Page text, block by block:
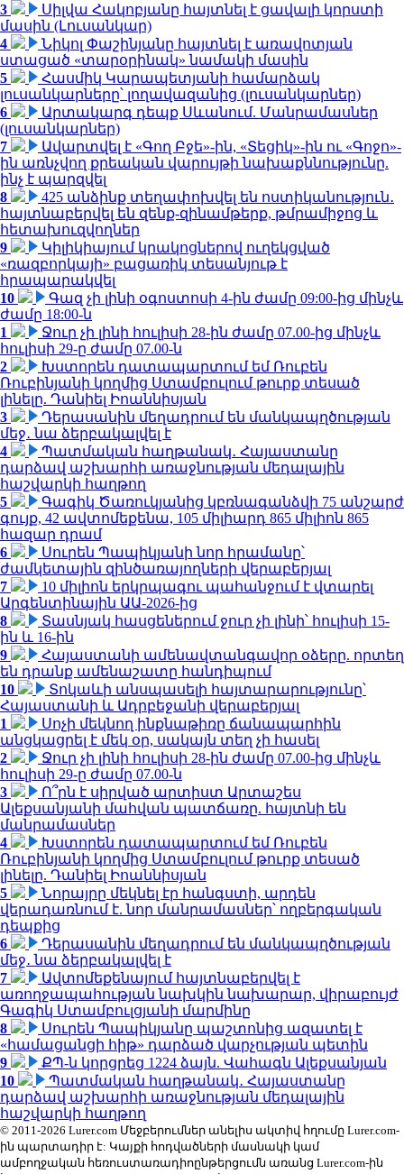
3
Սիլվա Հակոբյանը հայտնել է ցավալի կորստի
մասին (Լուսանկար)
4
Նիկոլ Փաշինյանը հայտնել է առավոտյան
ստացած «տարօրինակ» նամակի մասին
5
Հասմիկ Կարապետյանի համարձակ
լուսանկարները՝ լողավազանից (լուսանկարներ)
6
Արտակարգ դեպք Սևանում. Մանրամասներ
(լուսանկարներ)
7
Ավարտվել է «Գող Բջե»-ին, «Տեցիկ»-ին ու «Գոջո»-
ին առնչվող քրեական վարույթի նախաքննությունը.
ինչ է պարզվել
8
425 անձինք տեղափոխվել են ոստիկանություն․
հայտնաբերվել են զենք-զինամթերք, թմրամիջոց և
հետախուզվողներ
9
Կիլիկիայում կրակոցներով ուղեկցված
«ռազբորկայի» բացառիկ տեսանյութ է
հրապարակվել
10
Գազ չի լինի օգոստոսի 4-ին ժամը 09:00-ից մինչև
ժամը 18:00-ն
1
Ջուր չի լինի հուլիսի 28-ին ժամը 07.00-ից մինչև
հուլիսի 29-ը ժամը 07.00-ն
2
Խստորեն դատապարտում եմ Ռուբեն
Ռուբինյանի կողմից Ստամբուլում թուրք տեսած
լինելը. Դանիել Իոաննիսյան
3
Դերասանին մեղադրում են մանկապղծության
մեջ․ նա ձերբակալվել է
4
Պատմական հաղթանակ․ Հայաստանը
դարձավ աշխարհի առաջնության մեդալային
հաշվարկի հաղթող
5
Գագիկ Ծառուկյանից կբռնագանձվի 75 անշարժ
գույք, 42 ավտոմեքենա, 105 միլիարդ 865 միլիոն 865
հազար դրամ
6
Սուրեն Պապիկյանի նոր հրամանը՝
ժամկետային զինծառայողների վերաբերյալ
7
10 միլիոն երկրպագու պահանջում է վտարել
Արգենտինային ԱԱ-2026-ից
8
Տասնյակ հասցեներում ջուր չի լինի՝ հուլիսի 15-
ին և 16-ին
9
Հայաստանի ամենավտանգավոր օձերը. որտեղ
են դրանք ամենաշատը հանդիպում
10
Տոկաևի անսպասելի հայտարարությունը՝
Հայաստանի և Ադրբեջանի վերաբերյալ
1
Սոչի մեկնող ինքնաթիռը ճանապարհին
անցկացրել է մեկ օր, սակայն տեղ չի հասել
2
Ջուր չի լինի հուլիսի 28-ին ժամը 07.00-ից մինչև
հուլիսի 29-ը ժամը 07.00-ն
3
Ո՞րն է սիրված արտիստ Արտաշես
Ալեքսանյանի մահվան պատճառը. հայտնի են
մանրամասներ
4
Խստորեն դատապարտում եմ Ռուբեն
Ռուբինյանի կողմից Ստամբուլում թուրք տեսած
լինելը. Դանիել Իոաննիսյան
5
Նորայրը մեկնել էր հանգստի, արդեն
վերադառնում է. նոր մանրամասներ՝ ողբերգական
դեպքից
6
Դերասանին մեղադրում են մանկապղծության
մեջ․ նա ձերբակալվել է
7
Ավտոմեքենայում հայտնաբերվել է
առողջապահության նախկին նախարար, վիրաբույժ
Գագիկ Ստամբուլցյանի մարմինը
8
Սուրեն Պապիկյանը պաշտոնից ազատել է
«համացանցի հիթ» դարձած վարչության պետին
9
ՔՊ-ն կորցրեց 1224 ձայն. Վահագն Ալեքսանյան
10
Պատմական հաղթանակ․ Հայաստանը
դարձավ աշխարհի առաջնության մեդալային
հաշվարկի հաղթող
© 2011-2026 Lurer.com Մեջբերումներ անելիս ակտիվ հղումը Lurer.com-
ին պարտադիր է: Կայքի հոդվածների մասնակի կամ
ամբողջական հեռուստառադիոընթերցումն առանց Lurer.com-ին